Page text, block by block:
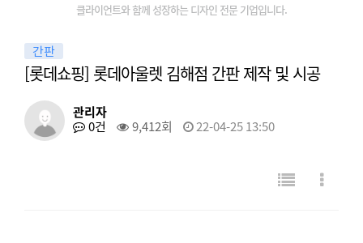
클라이언트와 함께 성장하는 디자인 전문 기업입니다.
간판
[롯데쇼핑] 롯데아울렛 김해점 간판 제작 및 시공
관리자
0건
9,412회 22-04-25 13:50